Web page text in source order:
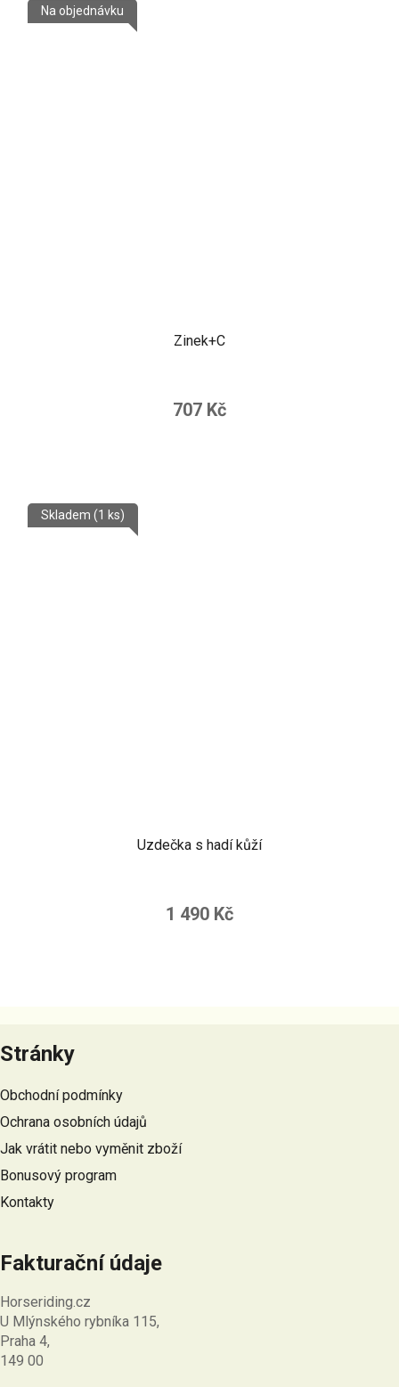
Zinek+C
Na objednávku
707 Kč
Uzdečka s hadí kůží
Skladem (1 ks)
1 490 Kč
á
p
a
í
Stránky
Obchodní podmínky
Ochrana osobních údajů
Jak vrátit nebo vyměnit zboží
Bonusový program
Kontakty
Fakturační údaje
Horseriding.cz
U Mlýnského rybníka 115,
Praha 4,
149 00